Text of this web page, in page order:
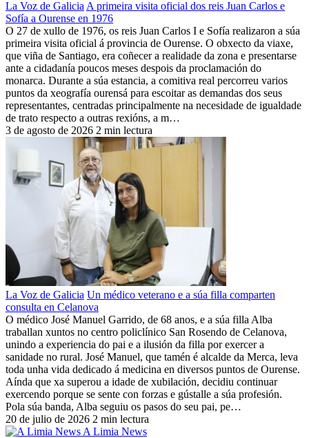
La Voz de Galicia A primeira visita oficial dos reis Juan Carlos e
Sofía a Ourense en 1976
O 27 de xullo de 1976, os reis Juan Carlos I e Sofía realizaron a súa
primeira visita oficial á provincia de Ourense. O obxecto da viaxe,
que viña de Santiago, era coñecer a realidade da zona e presentarse
ante a cidadanía poucos meses despois da proclamación do
monarca. Durante a súa estancia, a comitiva real percorreu varios
puntos da xeografía ourensá para escoitar as demandas dos seus
representantes, centradas principalmente na necesidade de igualdade
de trato respecto a outras rexións, a m…
3 de agosto de 2026 2 min lectura
La Voz de Galicia Un médico veterano e a súa filla comparten
consulta en Celanova
O médico José Manuel Garrido, de 68 anos, e a súa filla Alba
traballan xuntos no centro policlínico San Rosendo de Celanova,
unindo a experiencia do pai e a ilusión da filla por exercer a
sanidade no rural. José Manuel, que tamén é alcalde da Merca, leva
toda unha vida dedicado á medicina en diversos puntos de Ourense.
Aínda que xa superou a idade de xubilación, decidiu continuar
exercendo porque se sente con forzas e gústalle a súa profesión.
Pola súa banda, Alba seguiu os pasos do seu pai, pe…
20 de julio de 2026 2 min lectura
A Limia News